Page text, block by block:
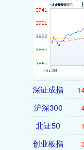
深证成指
沪深300
北证50
创业板指